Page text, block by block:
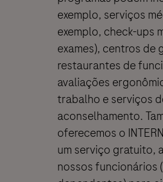
exemplo, serviços
exemplo, check-ups
exames), centros de
restaurantes de
avaliações
trabalho e serviços
aconselhamento.
oferecemos o
um serviço gratuito,
nossos funcionários